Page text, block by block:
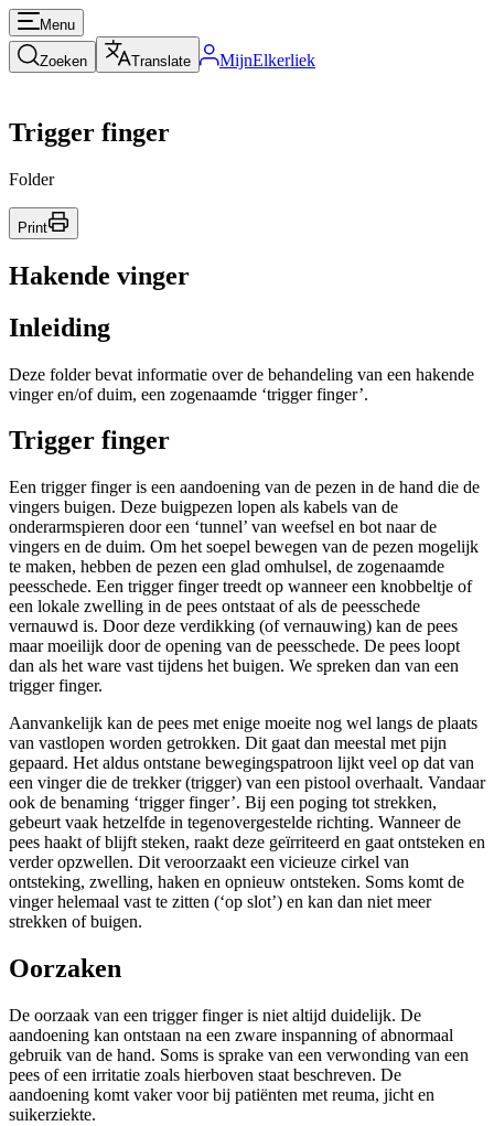
Menu
Zoeken Translate MijnElkerliek
Trigger finger
Folder
Print
Hakende vinger
Inleiding
Deze folder bevat informatie over de behandeling van een hakende
vinger en/of duim, een zogenaamde ‘trigger finger’.
Trigger finger
Een trigger finger is een aandoening van de pezen in de hand die de
vingers buigen. Deze buigpezen lopen als kabels van de
onderarmspieren door een ‘tunnel’ van weefsel en bot naar de
vingers en de duim. Om het soepel bewegen van de pezen mogelijk
te maken, hebben de pezen een glad omhulsel, de zogenaamde
peesschede. Een trigger finger treedt op wanneer een knobbeltje of
een lokale zwelling in de pees ontstaat of als de peesschede
vernauwd is. Door deze verdikking (of vernauwing) kan de pees
maar moeilijk door de opening van de peesschede. De pees loopt
dan als het ware vast tijdens het buigen. We spreken dan van een
trigger finger.
Aanvankelijk kan de pees met enige moeite nog wel langs de plaats
van vastlopen worden getrokken. Dit gaat dan meestal met pijn
gepaard. Het aldus ontstane bewegingspatroon lijkt veel op dat van
een vinger die de trekker (trigger) van een pistool overhaalt. Vandaar
ook de benaming ‘trigger finger’. Bij een poging tot strekken,
gebeurt vaak hetzelfde in tegenovergestelde richting. Wanneer de
pees haakt of blijft steken, raakt deze geïrriteerd en gaat ontsteken en
verder opzwellen. Dit veroorzaakt een vicieuze cirkel van
ontsteking, zwelling, haken en opnieuw ontsteken. Soms komt de
vinger helemaal vast te zitten (‘op slot’) en kan dan niet meer
strekken of buigen.
Oorzaken
De oorzaak van een trigger finger is niet altijd duidelijk. De
aandoening kan ontstaan na een zware inspanning of abnormaal
gebruik van de hand. Soms is sprake van een verwonding van een
pees of een irritatie zoals hierboven staat beschreven. De
aandoening komt vaker voor bij patiënten met reuma, jicht en
suikerziekte.